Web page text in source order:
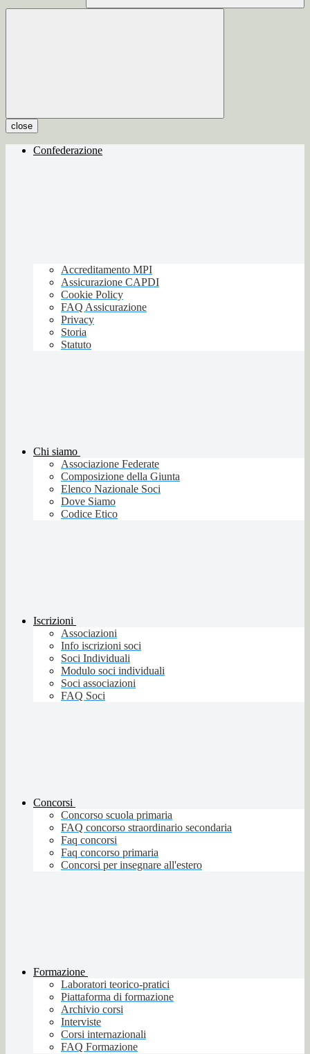
close
Confederazione
Accreditamento MPI
Assicurazione CAPDI
Cookie Policy
FAQ Assicurazione
Privacy
Storia
Statuto
Chi siamo
Associazione Federate
Composizione della Giunta
Elenco Nazionale Soci
Dove Siamo
Codice Etico
Iscrizioni
Associazioni
Info iscrizioni soci
Soci Individuali
Modulo soci individuali
Soci associazioni
FAQ Soci
Concorsi
Concorso scuola primaria
FAQ concorso straordinario secondaria
Faq concorsi
Faq concorso primaria
Concorsi per insegnare all'estero
Formazione
Laboratori teorico-pratici
Piattaforma di formazione
Archivio corsi
Interviste
Corsi internazionali
FAQ Formazione